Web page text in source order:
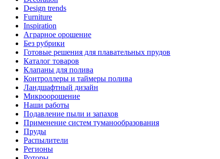
Design trends
Furniture
Inspiration
Аграрное орошение
Без рубрики
Готовые решения для плавательных прудов
Каталог товаров
Клапаны для полива
Контроллеры и таймеры полива
Ландшафтный дизайн
Микроорошение
Наши работы
Подавление пыли и запахов
Применение систем туманообразования
Пруды
Распылители
Регионы